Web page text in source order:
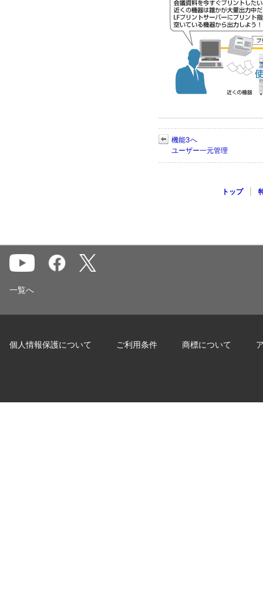
機能3へ
ユーザー一元管理
トップ
一覧へ
個人情報保護について ご利用条件 商標について